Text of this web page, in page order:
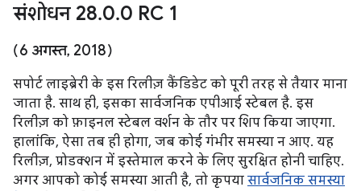
संशोधन 28.0.0 RC 1
(6 अगस्त, 2018)
सपोर्ट लाइब्रेरी के इस रिलीज़ कैंडिडेट को पूरी तरह से तैयार माना
जाता है. साथ ही, इसका सार्वजनिक एपीआई स्टेबल है. इस
रिलीज़ को फ़ाइनल स्टेबल वर्शन के तौर पर शिप किया जाएगा.
हालांकि, ऐसा तब ही होगा, जब कोई गंभीर समस्या न आए. यह
रिलीज़, प्रोडक्शन में इस्तेमाल करने के लिए सुरक्षित होनी चाहिए.
अगर आपको कोई समस्या आती है, तो कृपया सार्वजनिक समस्या